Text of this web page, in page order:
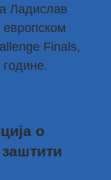
Ладислав
европском
Finals,
године.
о